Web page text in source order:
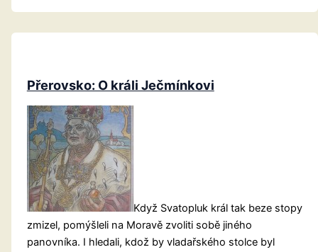
Blanska
Přerovsko: O králi Ječmínkovi
Když Svatopluk král tak beze stopy
zmizel, pomýšleli na Moravě zvoliti sobě jiného
panovníka. I hledali, kdož by vladařského stolce byl